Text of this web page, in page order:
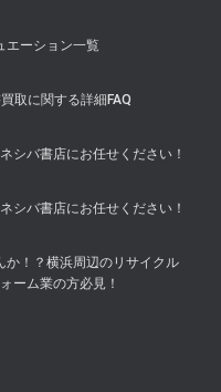
エーション一覧
取に関する詳細FAQ
シバ書店にお任せください！
シバ書店にお任せください！
か！？横浜周辺のリサイクル
ーム業の方必見！